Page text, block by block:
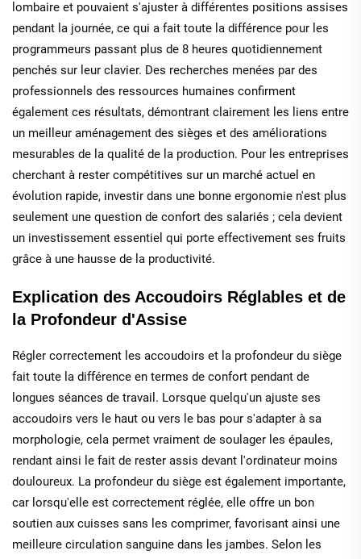
lombaire et pouvaient s'ajuster à différentes positions assises
pendant la journée, ce qui a fait toute la différence pour les
programmeurs passant plus de 8 heures quotidiennement
penchés sur leur clavier. Des recherches menées par des
professionnels des ressources humaines confirment
également ces résultats, démontrant clairement les liens entre
un meilleur aménagement des sièges et des améliorations
mesurables de la qualité de la production. Pour les entreprises
cherchant à rester compétitives sur un marché actuel en
évolution rapide, investir dans une bonne ergonomie n'est plus
seulement une question de confort des salariés ; cela devient
un investissement essentiel qui porte effectivement ses fruits
grâce à une hausse de la productivité.
Explication des Accoudoirs Réglables et de
la Profondeur d'Assise
Régler correctement les accoudoirs et la profondeur du siège
fait toute la différence en termes de confort pendant de
longues séances de travail. Lorsque quelqu'un ajuste ses
accoudoirs vers le haut ou vers le bas pour s'adapter à sa
morphologie, cela permet vraiment de soulager les épaules,
rendant ainsi le fait de rester assis devant l'ordinateur moins
douloureux. La profondeur du siège est également importante,
car lorsqu'elle est correctement réglée, elle offre un bon
soutien aux cuisses sans les comprimer, favorisant ainsi une
meilleure circulation sanguine dans les jambes. Selon les